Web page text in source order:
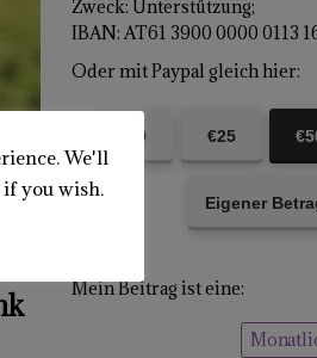
Zweck: Unterstützung;
IBAN: AT61 3900 0000 0113
Oder mit Paypal gleich hier:
€10 €25
Eigener
Mein Beitrag ist eine:
We'll
if you wish.